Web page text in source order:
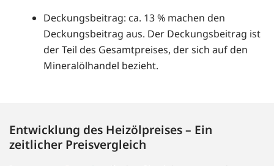
Deckungsbeitrag: ca. 13 % machen den
Deckungsbeitrag aus. Der Deckungsbeitrag ist
der Teil des Gesamtpreises, der sich auf den
Mineralölhandel bezieht.
Entwicklung des Heizölpreises – Ein
zeitlicher Preisvergleich